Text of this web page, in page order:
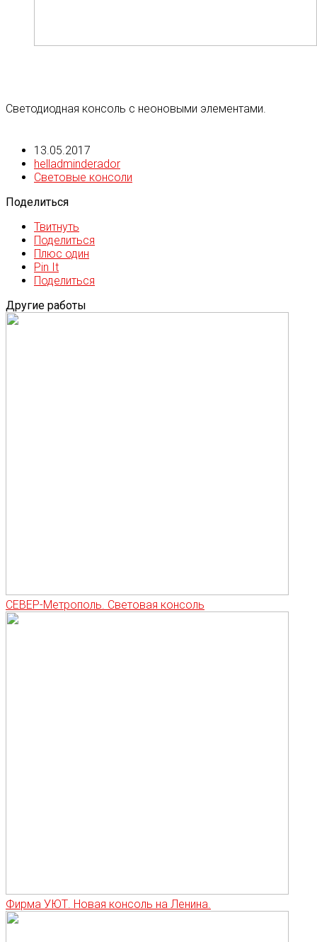
Светодиодная консоль с неоновыми элементами.
13.05.2017
helladminderador
Световые консоли
Поделиться
Твитнуть
Поделиться
Плюс один
Pin It
Поделиться
Другие работы
СЕВЕР-Метрополь. Световая консоль
Фирма УЮТ. Новая консоль на Ленина.